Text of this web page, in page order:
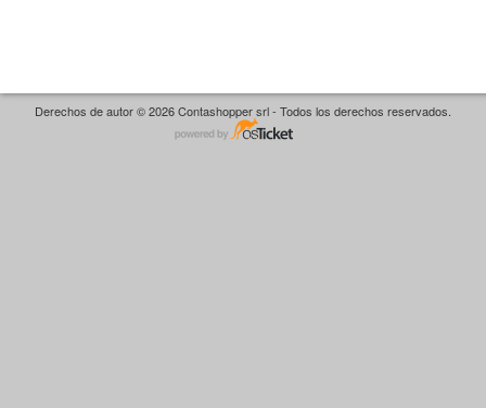
Derechos de autor © 2026 Contashopper srl - Todos los derechos reservados.